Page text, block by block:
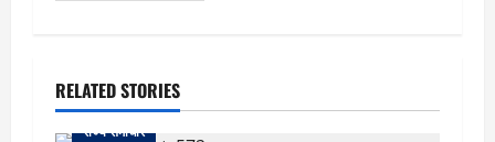
RELATED STORIES
राज्य समाचार